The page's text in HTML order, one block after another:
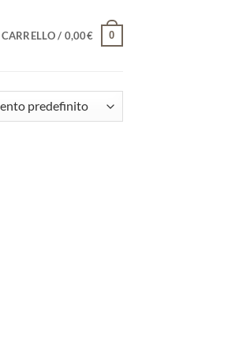
CARRELLO / 0,00€ 0